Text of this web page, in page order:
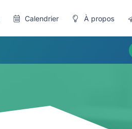
Calendrier À propos